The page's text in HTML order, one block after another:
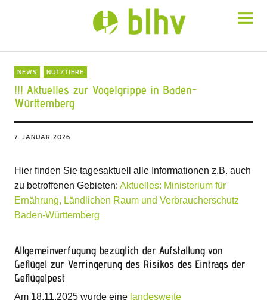
NEWS NUTZTIERE
!!! Aktuelles zur Vogelgrippe in Baden-
Württemberg
7. JANUAR 2026
Hier finden Sie tagesaktuell alle Informationen z.B. auch
zu betroffenen Gebieten: Aktuelles: Ministerium für
Ernährung, Ländlichen Raum und Verbraucherschutz
Baden-Württemberg
Allgemeinverfügung bezüglich der Aufstallung von
Geflügel zur Verringerung des Risikos des Eintrags der
Geflügelpest
Am 18.11.2025 wurde einelandesweite